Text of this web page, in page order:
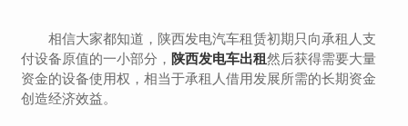
相信大家都知道，陕西发电汽车租赁初期只向承租人支
付设备原值的一小部分， 陕西发电车出租然后获得需要大量
资金的设备使用权，相当于承租人借用发展所需的长期资金
创造经济效益。